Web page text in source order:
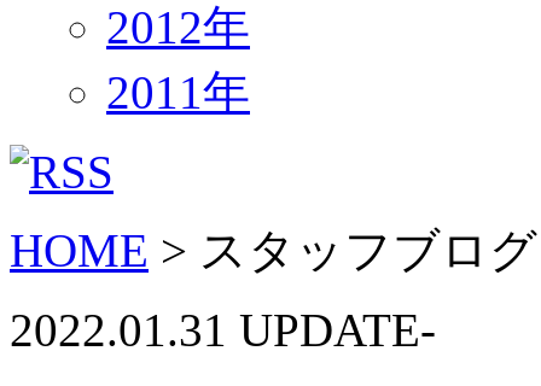
2012年
2011年
HOME > スタッフブログ
2022.01.31 UPDATE-